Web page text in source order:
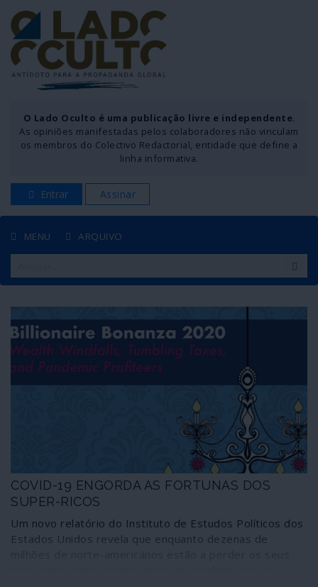
O Lado Oculto é uma publicação livre e independente.
As opiniões manifestadas pelos colaboradores não vinculam
os membros do Colectivo Redactorial, entidade que define a
linha informativa.
Entrar Assinar
MENU ARQUIVO
COVID-19 ENGORDA AS FORTUNAS DOS
SUPER-RICOS
Um novo relatório do Instituto de Estudos Políticos dos
Estados Unidos revela que enquanto dezenas de